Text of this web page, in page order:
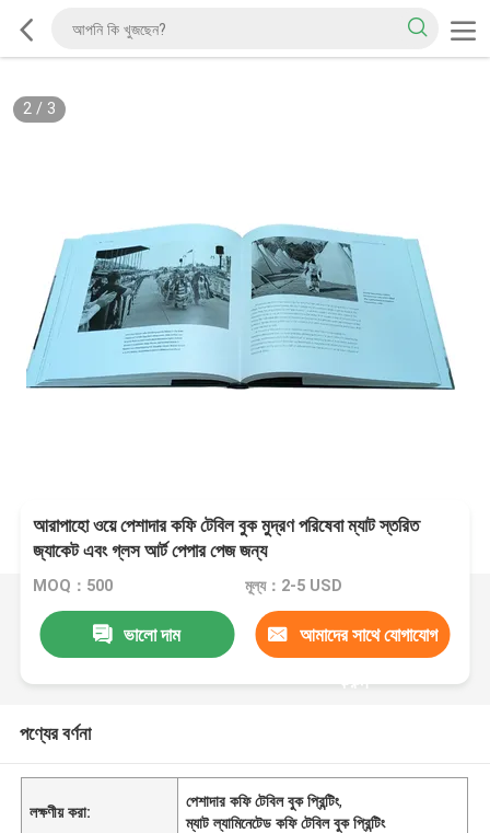
2/ 3
আরাপাহো ওয়ে পেশাদার কফি টেবিল বুক মুদ্রণ পরিষেবা ম্যাট স্তরিত
জ্যাকেট এবং গ্লস আর্ট পেপার পেজ জন্য
MOQ：500 মূল্য：2-5 USD
ভালো দাম আমাদের সাথে যোগাযোগ
করুন
পণ্যের বর্ণনা
লক্ষণীয় করা:
পেশাদার কফি টেবিল বুক প্রিন্টিং,
ম্যাট ল্যামিনেটেড কফি টেবিল বুক প্রিন্টিং